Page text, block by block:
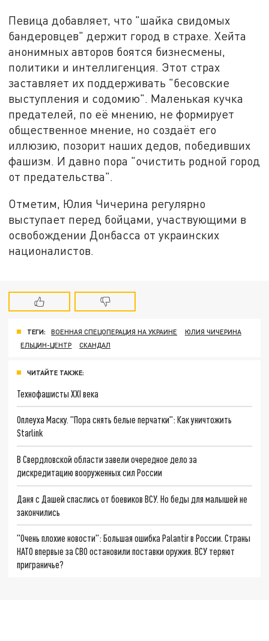
Певица добавляет, что "шайка свидомых
бандеровцев" держит город в страхе. Хейта
анонимных авторов боятся бизнесмены,
политики и интеллигенция. Этот страх
заставляет их поддерживать "бесовские
выступления и содомию". Маленькая кучка
предателей, по её мнению, не формирует
общественное мнение, но создаёт его
иллюзию, позорит наших дедов, победивших
фашизм. И давно пора "очистить родной город
от предательства".
Отметим, Юлия Чичерина регулярно
выступает перед бойцами, участвующими в
освобождении Донбасса от украинских
националистов.
ТЕГИ: ВОЕННАЯ СПЕЦОПЕРАЦИЯ НА УКРАИНЕ
ЮЛИЯ ЧИЧЕРИНА
ЕЛЬЦИН-ЦЕНТР
СКАНДАЛ
ЧИТАЙТЕ ТАКЖЕ:
Технофашисты XXI века
Оплеуха Маску. "Пора снять белые перчатки": Как уничтожить
Starlink
В Свердловской области завели очередное дело за
дискредитацию вооруженных сил России
Даня с Дашей спаслись от боевиков ВСУ. Но беды для малышей не
закончились
"Очень плохие новости": Большая ошибка Palantir в России. Страны
НАТО впервые за СВО остановили поставки оружия. ВСУ теряют
приграничье?